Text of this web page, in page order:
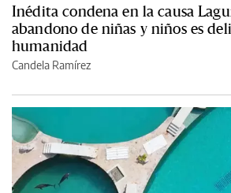
Inédita condena en la causa
abandono de niñas y niños es
humanidad
Candela Ramírez